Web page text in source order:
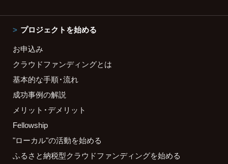
プロジェクトを始める
お申込み
クラウドファンディングとは
基本的な手順・流れ
成功事例の解説
メリット・デメリット
Fellowship
"ローカル"の活動を始める
ふるさと納税型クラウドファンディングを始める